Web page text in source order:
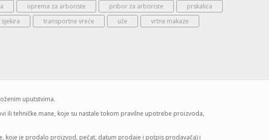
oprema za arboriste pribor za arboriste
prskalica
sjekira transportne vreće uže
vrtne makaze
uputstvima.
ili tehničke mane, koje su nastale tokom pravilne upotrebe proizvoda,
koje je prodalo proizvod, pečat, datum prodaje i potpis prodavača) i